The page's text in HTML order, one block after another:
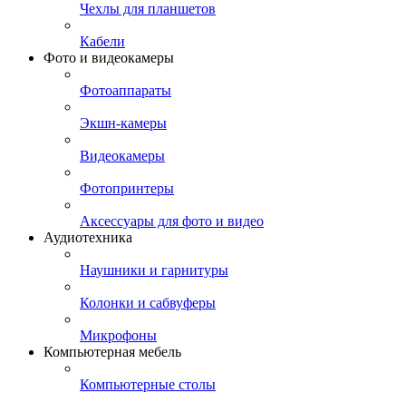
Чехлы для планшетов
Кабели
Фото и видеокамеры
Фотоаппараты
Экшн-камеры
Видеокамеры
Фотопринтеры
Аксессуары для фото и видео
Аудиотехника
Наушники и гарнитуры
Колонки и сабвуферы
Микрофоны
Компьютерная мебель
Компьютерные столы